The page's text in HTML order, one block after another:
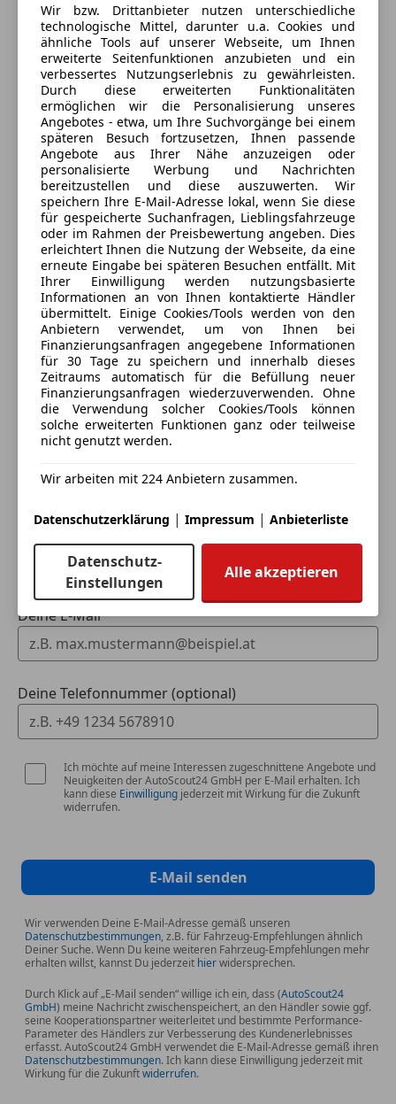
Kontakt
Alle Fahrzeuge des Anbieters
Anbieter kontaktieren
Deine Nachricht
Eintauschwagen: Kaufen und verkaufen in nur einem
Schritt
Ich möchte mein Auto in Zahlung geben
(unverbindlich).
Fahrzeugdaten hinzufügen
Deine E-Mail
Deine Telefonnummer (optional)
Ich möchte auf meine Interessen zugeschnittene Angebote und
Neuigkeiten der AutoScout24 GmbH per E-Mail erhalten. Ich
kann diese Einwilligung jederzeit mit Wirkung für die Zukunft
widerrufen.
E-Mail senden
Wir verwenden Deine E-Mail-Adresse gemäß unseren
Datenschutzbestimmungen, z.B. für Fahrzeug-Empfehlungen ähnlich
Deiner Suche. Wenn Du keine weiteren Fahrzeug-Empfehlungen mehr
erhalten willst, kannst Du jederzeit hierwidersprechen.
Durch Klick auf „E-Mail senden“ willige ich ein, dass (AutoScout24
GmbH) meine Nachricht zwischenspeichert, an den Händler sowie ggf.
seine Kooperationspartner weiterleitet und bestimmte Performance-
Parameter des Händlers zur Verbesserung des Kundenerlebnisses
erfasst. AutoScout24 GmbH verwendet die E-Mail-Adresse gemäß ihren
Datenschutzbestimmungen. Ich kann diese Einwilligung jederzeit mit
Wirkung für die Zukunftwiderrufen.
Wir bzw. Drittanbieter nutzen unterschiedliche
technologische Mittel, darunter u.a. Cookies und
ähnliche Tools auf unserer Webseite, um Ihnen
erweiterte Seitenfunktionen anzubieten und ein
verbessertes Nutzungserlebnis zu gewährleisten.
Durch diese erweiterten Funktionalitäten
ermöglichen wir die Personalisierung unseres
Angebotes - etwa, um Ihre Suchvorgänge bei einem
späteren Besuch fortzusetzen, Ihnen passende
Angebote aus Ihrer Nähe anzuzeigen oder
personalisierte Werbung und Nachrichten
bereitzustellen und diese auszuwerten. Wir
speichern Ihre E-Mail-Adresse lokal, wenn Sie diese
für gespeicherte Suchanfragen, Lieblingsfahrzeuge
oder im Rahmen der Preisbewertung angeben. Dies
erleichtert Ihnen die Nutzung der Webseite, da eine
erneute Eingabe bei späteren Besuchen entfällt. Mit
Ihrer Einwilligung werden nutzungsbasierte
Informationen an von Ihnen kontaktierte Händler
übermittelt. Einige Cookies/Tools werden von den
Anbietern verwendet, um von Ihnen bei
Finanzierungsanfragen angegebene Informationen
für 30 Tage zu speichern und innerhalb dieses
Zeitraums automatisch für die Befüllung neuer
Finanzierungsanfragen wiederzuverwenden. Ohne
die Verwendung solcher Cookies/Tools können
solche erweiterten Funktionen ganz oder teilweise
nicht genutzt werden.
Wir arbeiten mit 224 Anbietern zusammen.
Datenschutzerklärung | Impressum | Anbieterliste
Datenschutz-
Einstellungen
Alle akzeptieren